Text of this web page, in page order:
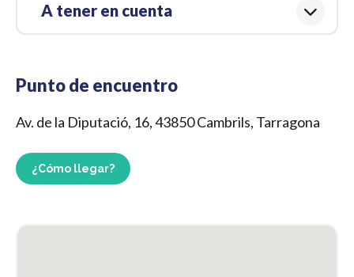
A tener en cuenta
Punto de encuentro
Av. de la Diputació, 16, 43850 Cambrils, Tarragona
¿Cómo llegar?